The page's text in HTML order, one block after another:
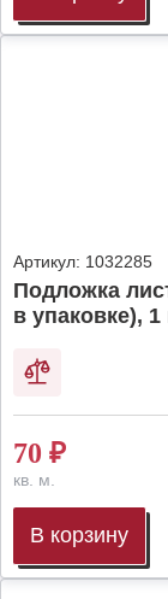
Артикул: 1032285
Подложка
в упаковке), 1
70 ₽
кв. м.
В корзину